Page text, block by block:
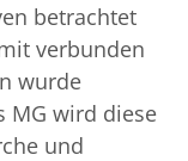
betrachtet
verbunden
wurde
MG wird diese
und